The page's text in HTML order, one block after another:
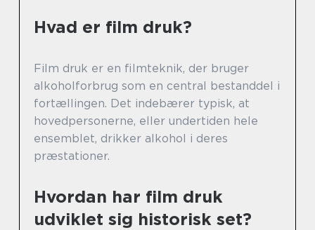
Hvad er film druk?
Film druk er en filmteknik, der bruger
alkoholforbrug som en central bestanddel i
fortællingen. Det indebærer typisk, at
hovedpersonerne, eller undertiden hele
ensemblet, drikker alkohol i deres
præstationer.
Hvordan har film druk
udviklet sig historisk set?